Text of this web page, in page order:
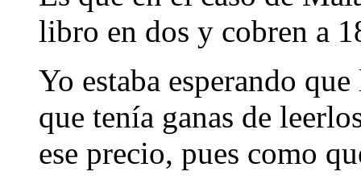
libro en dos y cobren a
Yo estaba esperando
que tenía ganas de
ese precio, pues como